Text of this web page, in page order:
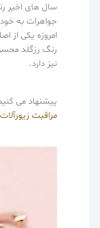
سال های اخیر
جواهرات به
امروزه یکی از
رنگ رزگلد
نیز دارد.
پیشنهاد می
مراقبت زیورآلات